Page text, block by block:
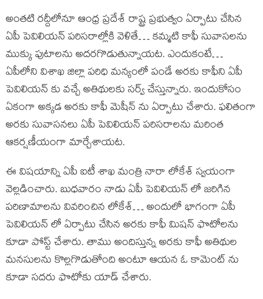
అంతటి రద్దీలోనూ ఆంధ్ర ప్రదేశ్ రాష్ట్ర ప్రభుత్వం ఏర్పాటు చేసిన
ఏపీ పెవిలియన్ పరిసరాల్లోకి వెళితే… కమ్మటి కాఫీ సువాసలను
ముక్కు పుటాలను అదరగొడుతున్నాయట. ఎందుకంటే…
ఏపీలోని విశాఖ జిల్లా పరిధి మన్యంలో పండే అరకు కాఫీని ఏపీ
పెవిలియన్ కు వచ్చే అతిథులకు సర్వ్ చేస్తున్నారు. ఇందుకోసం
ఏకంగా అక్కడ అరకు కాఫీ మెషీన్ ను ఏర్పాటు చేశారు. ఫలితంగా
అరకు సువాసనలు ఏపీ పెవిలియన్ పరిసరాలను మరింత
ఆకర్షణీయంగా మార్చేశాయట.
ఈ విషయాన్ని ఏపీ ఐటీ శాఖ మంత్రి నారా లోకేశ్ స్వయంగా
వెల్లడించారు. బుధవారం నాడు ఏపీ పెవిలియన్ లో జరిగిన
పరిణామాలను వివరించిన లోకేశ్… అందులో భాగంగా ఏపీ
పెవిలియన్ లో ఏర్పాటు చేసిన అరకు కాఫీ మిషన్ ఫొటోలను
కూడా పోస్ట్ చేశారు. తాము అందిస్తున్న అరకు కాఫీ అతిథుల
మనసులను కొల్లగొడుతోంది అంటూ ఆయన ఓ కామెంట్ ను
కూడా సదరు ఫొటోకు యాడ్ చేశారు.